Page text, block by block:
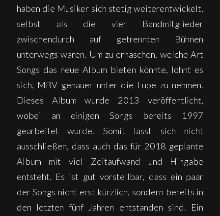
haben die Musiker sich stetig weiterentwickelt,
selbst als die vier Bandmitglieder
zwischendurch auf getrennten Bühnen
unterwegs waren. Um zu erhaschen, welche Art
Songs das neue Album bieten könnte, lohnt es
sich, MBV genauer unter die Lupe zu nehmen.
Dieses Album wurde 2013 veröffentlicht,
wobei an einigen Songs bereits 1997
gearbeitet wurde. Somit lässt sich nicht
ausschließen, dass auch das für 2018 geplante
Album mit viel Zeitaufwand und Hingabe
entsteht. Es ist gut vorstellbar, dass ein paar
der Songs nicht erst kürzlich, sondern bereits in
den letzten fünf Jahren entstanden sind. Ein